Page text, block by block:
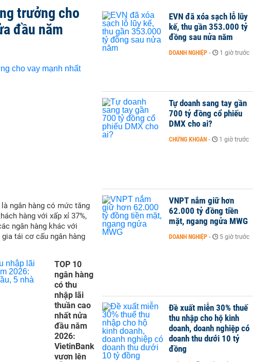
trưởng cho
đầu năm
ngân hàng có mức tăng
hàng với xấp xỉ 37%,
ngân hàng khác với
tái cơ cấu ngân hàng
TOP 10
ngân hàng
có thu
nhập lãi
thuần cao
nhất nửa
đầu năm
2026:
VietinBank
vươn lên
EVN đã xóa sạch lỗ lũy
kế, thu gần 353.000 tỷ
đồng sau nửa năm
DOANH NGHIỆP - 1 giờ trước
Tự doanh sang tay gần
700 tỷ đồng cổ phiếu
DMX cho ai?
CHỨNG KHOÁN - 1 giờ trước
VNPT nắm giữ hơn
62.000 tỷ đồng tiền
mặt, ngang ngửa MWG
DOANH NGHIỆP - 5 giờ trước
Đề xuất miễn 30% thuế
thu nhập cho hộ kinh
doanh, doanh nghiệp có
doanh thu dưới 10 tỷ
đồng